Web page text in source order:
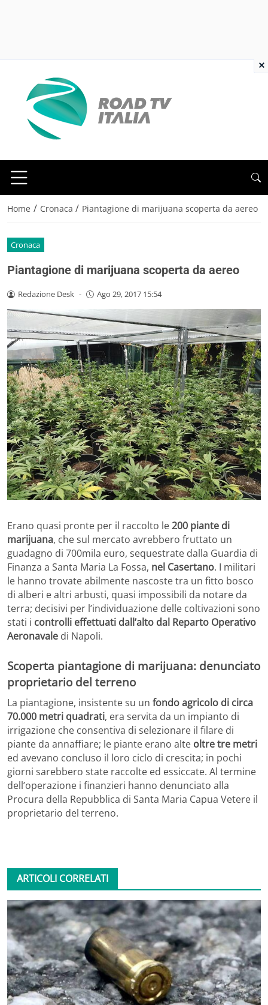
Home / Cronaca / Piantagione di marijuana scoperta da aereo
Cronaca
Piantagione di marijuana scoperta da aereo
Redazione Desk - Ago 29, 2017 15:54
Erano quasi pronte per il raccolto le200 piante di
marijuana, che sul mercato avrebbero fruttato un
guadagno di 700mila euro, sequestrate dalla Guardia di
Finanza a Santa Maria La Fossa, nel Casertano. I militari
le hanno trovate abilmente nascoste tra un fitto bosco
di alberi e altri arbusti, quasi impossibili da notare da
terra; decisivi per l’individuazione delle coltivazioni sono
stati i controlli effettuati dall’alto dal Reparto Operativo
Aeronavale di Napoli.
Scoperta piantagione di marijuana: denunciato
proprietario del terreno
La piantagione, insistente su un fondo agricolo di circa
70.000 metri quadrati, era servita da un impianto di
irrigazione che consentiva di selezionare il filare di
piante da annaffiare; le piante erano alte oltre tre metri
ed avevano concluso il loro ciclo di crescita; in pochi
giorni sarebbero state raccolte ed essiccate. Al termine
dell’operazione i finanzieri hanno denunciato alla
Procura della Repubblica di Santa Maria Capua Vetere il
proprietario del terreno.
ARTICOLI CORRELATI
×